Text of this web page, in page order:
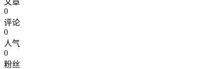
文章
0
评论
0
人气
0
粉丝